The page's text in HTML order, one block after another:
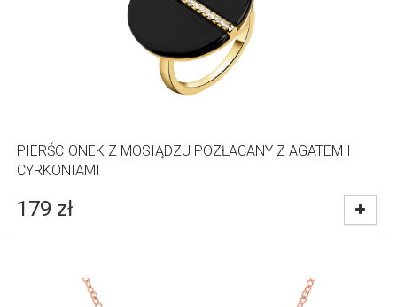
PIERŚCIONEK Z MOSIĄDZU POZŁACANY Z AGATEM I
CYRKONIAMI
179 zł